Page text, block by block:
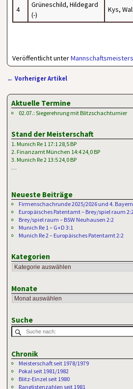
4
Grüneschild, Hildegard
(-)
Kys,
Veröffentlicht unter
← Vorheriger Artikel
Aktuelle Termine
02.07.: Siegerehrung mit Blitzschachturnier
Stand der Meisterschaft
1. Munich Re 1 17:1 28,5 BP
2. Finanzamt München 14:4 24,0 BP
3. Munich Re 2 13:5 24,0 BP
…
Neueste Beiträge
Firmenschachrunde 2025/2026 und 4.
Europäisches Patentamt – Brey/spiel raum
Brey/spiel raum – BSW Neuhausen 2:2
Munich Re 1 – G+D 3:1
Munich Re 2 – Europäisches Patentamt 2:2
Kategorien
Monate
Suche
Chronik
Meisterschaft seit 1978/1979
Pokal seit 1981/1982
Blitz-Einzel seit 1980
Ranglistenzahlen seit 1981